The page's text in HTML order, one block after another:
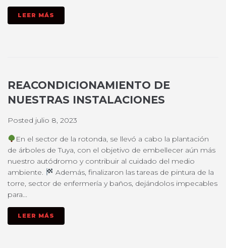
LEER MÁS
REACONDICIONAMIENTO DE
NUESTRAS INSTALACIONES
Posted julio 8, 2023
En el sector de la rotonda, se llevó a cabo la plantación
de árboles de Tuya, con el objetivo de embellecer aún más
nuestro autódromo y contribuir al cuidado del medio
ambiente.
Además, finalizaron las tareas de pintura de la
torre, sector de enfermería y baños, dejándolos impecables
para...
LEER MÁS